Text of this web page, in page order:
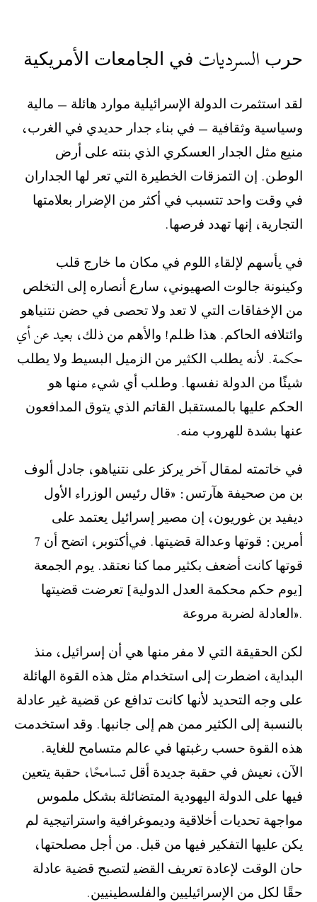
ﺣﺮﺏ السرديات ﻓﻲ ﺍﻟﺠﺎﻣﻌﺎﺕ ﺍﻷﻣﺮﻳﻜﻴﺔ
‫ﻟﻘﺪ ﺍﺳﺘﺜﻤﺮﺕ ﺍﻟﺪﻭﻟﺔ ﺍﻹﺳﺮﺍﺋﻴﻠﻴﺔ ﻣﻮﺍﺭﺩ ﻫﺎﺋﻠﺔ – ﻣﺎﻟﻴﺔ
ﻭﺳﻴﺎﺳﻴﺔ ﻭﺛﻘﺎﻓﻴﺔ – ﻓﻲ ﺑﻨﺎء ﺟﺪﺍﺭ ﺣﺪﻳﺪﻱ ﻓﻲ ﺍﻟﻐﺮﺏ،
ﻣﻨﻴﻊ ﻣﺜﻞ ﺍﻟﺠﺪﺍﺭ ﺍﻟﻌﺴﻜﺮﻱ ﺍﻟﺬﻱ ﺑﻨﺘﻪ ﻋﻠﻰ ﺃﺭﺽ
ﺍﻟﻮﻁﻦ. ﺇﻥ ﺍﻟﺘﻤﺰﻗﺎﺕ ﺍﻟﺨﻄﻴﺮﺓ ﺍﻟﺘﻲ ﺗﻌﺮ ﻟﻬﺎ ﺍﻟﺠﺪﺍﺭﺍﻥ
ﻓﻲ ﻭﻗﺖ ﻭﺍﺣﺪ ﺗﺘﺴﺒﺐ ﻓﻲ ﺃﻛﺜﺮ ﻣﻦ ﺍﻹﺿﺮﺍﺭ ﺑﻌﻼﻣﺘﻬﺎ
ﺍﻟﺘﺠﺎﺭﻳﺔ، ﺇﻧﻬﺎ ﺗﻬﺪﺩ ﻓﺮﺻﻬﺎ.
‫ﻓﻲ ﻳﺄﺳﻬﻢ ﻹﻟﻘﺎء ﺍﻟﻠﻮﻡ ﻓﻲ ﻣﻜﺎﻥ ﻣﺎ ﺧﺎﺭﺝ ﻗﻠﺐ
ﻭﻛﻴﻨﻮﻧﺔ ﺟﺎﻟﻮﺕ ﺍﻟﺼﻬﻴﻮﻧﻲ، ﺳﺎﺭﻉ ﺃﻧﺼﺎﺭﻩ ﺇﻟﻰ ﺍﻟﺘﺨﻠﺺ
ﻣﻦ ﺍﻹﺧﻔﺎﻗﺎﺕ ﺍﻟﺘﻲ ﻻ ﺗﻌﺪ ﻭﻻ ﺗﺤﺼﻰ ﻓﻲ ﺣﻀﻦ ﻧﺘﻨﻴﺎﻫﻮ
ﻭﺍﺋﺘﻼﻓﻪ ﺍﻟﺤﺎﻛﻢ. ﻫﺬﺍ ﻅﻠﻢ! ﻭﺍﻷﻫﻢ ﻣﻦ ﺫﻟﻚ، بعيد عن أي
حكمة. ﻷﻧﻪ ﻳﻄﻠﺐ ﺍﻟﻜﺜﻴﺮ ﻣﻦ ﺍﻟﺰﻣﻴﻞ ﺍﻟﺒﺴﻴﻂ ﻭﻻ ﻳﻄﻠﺐ
ﺷﻴﺌًﺎ ﻣﻦ ﺍﻟﺪﻭﻟﺔ ﻧﻔﺴﻬﺎ. ﻭﻁﻠﺐ ﺃﻱ ﺷﻲء ﻣﻨﻬﺎ ﻫﻮ
ﺍﻟﺤﻜﻢ ﻋﻠﻴﻬﺎ ﺑﺎﻟﻤﺴﺘﻘﺒﻞ ﺍﻟﻘﺎﺗﻢ ﺍﻟﺬﻱ ﻳﺘﻮﻕ ﺍﻟﻤﺪﺍﻓﻌﻮﻥ
ﻋﻨﻬﺎ ﺑﺸﺪﺓ ﻟﻠﻬﺮﻭﺏ ﻣﻨﻪ.
ﻓﻲ ﺧﺎﺗﻤﺘﻪ ﻟﻤﻘﺎﻝ ﺁﺧﺮ ﻳﺮﻛﺰ ﻋﻠﻰ ﻧﺘﻨﻴﺎﻫﻮ، ﺟﺎﺩﻝ ﺃﻟﻮﻑ
ﺑﻦ ﻣﻦ ﺻﺤﻴﻔﺔ ﻫﺂﺭﺗﺲ: «ﻗﺎﻝ ﺭﺋﻴﺲ ﺍﻟﻮﺯﺭﺍء ﺍﻷﻭﻝ
ﺩﻳﻔﻴﺪ ﺑﻦ ﻏﻮﺭﻳﻮﻥ، ﺇﻥ ﻣﺼﻴﺮ ﺇﺳﺮﺍﺋﻴﻞ ﻳﻌﺘﻤﺪ ﻋﻠﻰ
ﺃﻣﺮﻳﻦ: ﻗﻮﺗﻬﺎ ﻭﻋﺪﺍﻟﺔ ﻗﻀﻴﺘﻬﺎ. ﻓﻲ‪ 7 ﺃﻛﺘﻮﺑﺮ، ﺍﺗﻀﺢ ﺃﻥ
ﻗﻮﺗﻬﺎ ﻛﺎﻧﺖ ﺃﺿﻌﻒ ﺑﻜﺜﻴﺮ ﻣﻤﺎ ﻛﻨﺎ ﻧﻌﺘﻘﺪ. ﻳﻮﻡ ﺍﻟﺠﻤﻌﺔ
[ﻳﻮﻡ ﺣﻜﻢ ﻣﺤﻜﻤﺔ ﺍﻟﻌﺪﻝ ﺍﻟﺪﻭﻟﻴﺔ] ﺗﻌﺮﺿﺖ ﻗﻀﻴﺘﻬﺎ
ﺍﻟﻌﺎﺩﻟﺔ ﻟﻀﺮﺑﺔ ﻣﺮﻭﻋﺔ».
‫ﻟﻜﻦ ﺍﻟﺤﻘﻴﻘﺔ ﺍﻟﺘﻲ ﻻ ﻣﻔﺮ ﻣﻨﻬﺎ ﻫﻲ ﺃﻥ ﺇﺳﺮﺍﺋﻴﻞ، ﻣﻨﺬ
ﺍﻟﺒﺪﺍﻳﺔ، ﺍﺿﻄﺮﺕ ﺇﻟﻰ ﺍﺳﺘﺨﺪﺍﻡ ﻣﺜﻞ ﻫﺬﻩ ﺍﻟﻘﻮﺓ ﺍﻟﻬﺎﺋﻠﺔ
ﻋﻠﻰ ﻭﺟﻪ ﺍﻟﺘﺤﺪﻳﺪ ﻷﻧﻬﺎ ﻛﺎﻧﺖ ﺗﺪﺍﻓﻊ ﻋﻦ ﻗﻀﻴﺔ ﻏﻴﺮ ﻋﺎﺩﻟﺔ
ﺑﺎﻟﻨﺴﺒﺔ ﺇﻟﻰ ﺍﻟﻜﺜﻴﺮ ﻣﻤﻦ ﻫﻢ ﺇﻟﻰ ﺟﺎﻧﺒﻬﺎ. ﻭﻗﺪ ﺍﺳﺘﺨﺪﻣﺖ
ﻫﺬﻩ ﺍﻟﻘﻮﺓ ﺣﺴﺐ ﺭﻏﺒﺘﻬﺎ ﻓﻲ ﻋﺎﻟﻢ ﻣﺘﺴﺎﻣﺢ ﻟﻠﻐﺎﻳﺔ.
ﺍﻵﻥ، ﻧﻌﻴﺶ ﻓﻲ ﺣﻘﺒﺔ ﺟﺪﻳﺪﺓ ﺃﻗﻞ تسامحًا، ﺣﻘﺒﺔ ﻳﺘﻌﻴﻦ
ﻓﻴﻬﺎ ﻋﻠﻰ ﺍﻟﺪﻭﻟﺔ ﺍﻟﻴﻬﻮﺩﻳﺔ ﺍﻟﻤﺘﻀﺎﺋﻠﺔ ﺑﺸﻜﻞ ﻣﻠﻤﻮﺱ
ﻣﻮﺍﺟﻬﺔ ﺗﺤﺪﻳﺎﺕ ﺃﺧﻼﻗﻴﺔ ﻭﺩﻳﻤﻮﻏﺮﺍﻓﻴﺔ ﻭﺍﺳﺘﺮﺍﺗﻴﺠﻴﺔ ﻟﻢ
ﻳﻜﻦ ﻋﻠﻴﻬﺎ ﺍﻟﺘﻔﻜﻴﺮ ﻓﻴﻬﺎ ﻣﻦ ﻗﺒﻞ. ﻣﻦ ﺃﺟﻞ ﻣﺼﻠﺤﺘﻬﺎ،
ﺣﺎﻥ ﺍﻟﻮﻗﺖ ﻹﻋﺎﺩﺓ ﺗﻌﺮﻳﻒ ﺍﻟﻘﻀﻴ ﻟﺘﺼﺒﺢ ﻗﻀﻴﺔ ﻋﺎﺩﻟﺔ
ﺣﻘًﺎ ﻟﻜﻞ ﻣﻦ ﺍﻹﺳﺮﺍﺋﻴﻠﻴﻴﻦ ﻭﺍﻟﻔﻠﺴﻄﻴﻨﻴﻴﻦ.